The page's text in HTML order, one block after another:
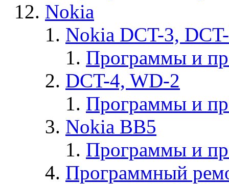
Nokia
Nokia DCT-3,
Программы и
DCT-4, WD-2
Программы и
Nokia BB5
Программы и
Программный